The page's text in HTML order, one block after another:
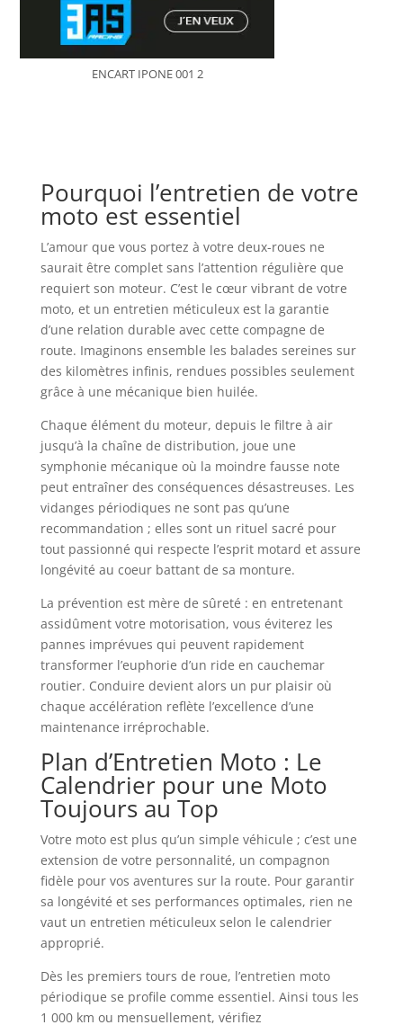
ENCART IPONE 001 2
Pourquoi l’entretien de votre
moto est essentiel
L’amour que vous portez à votre deux-roues ne
saurait être complet sans l’attention régulière que
requiert son moteur. C’est le cœur vibrant de votre
moto, et un entretien méticuleux est la garantie
d’une relation durable avec cette compagne de
route. Imaginons ensemble les balades sereines sur
des kilomètres infinis, rendues possibles seulement
grâce à une mécanique bien huilée.
Chaque élément du moteur, depuis le filtre à air
jusqu’à la chaîne de distribution, joue une
symphonie mécanique où la moindre fausse note
peut entraîner des conséquences désastreuses. Les
vidanges périodiques ne sont pas qu’une
recommandation ; elles sont un rituel sacré pour
tout passionné qui respecte l’esprit motard et assure
longévité au coeur battant de sa monture.
La prévention est mère de sûreté : en entretenant
assidûment votre motorisation, vous éviterez les
pannes imprévues qui peuvent rapidement
transformer l’euphorie d’un ride en cauchemar
routier. Conduire devient alors un pur plaisir où
chaque accélération reflète l’excellence d’une
maintenance irréprochable.
Plan d’Entretien Moto : Le
Calendrier pour une Moto
Toujours au Top
Votre moto est plus qu’un simple véhicule ; c’est une
extension de votre personnalité, un compagnon
fidèle pour vos aventures sur la route. Pour garantir
sa longévité et ses performances optimales, rien ne
vaut un entretien méticuleux selon le calendrier
approprié.
Dès les premiers tours de roue, l’entretien moto
périodique se profile comme essentiel. Ainsi tous les
1 000 km ou mensuellement, vérifiez